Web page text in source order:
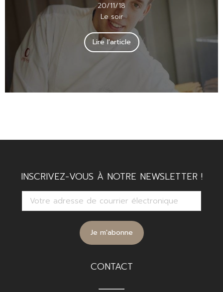
20/11/18
Le soir
Lire l'article
INSCRIVEZ-VOUS À NOTRE NEWSLETTER !
CONTACT